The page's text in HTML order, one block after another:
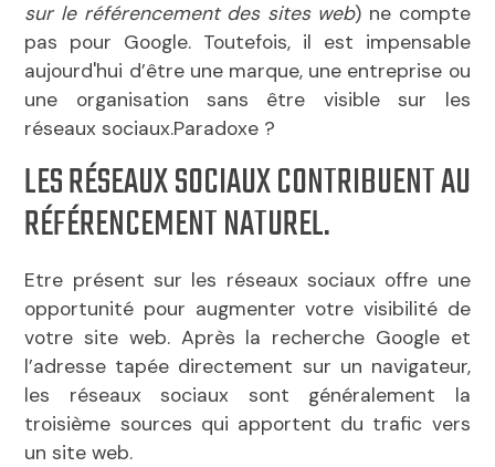
sur le référencement des sites web) ne compte
pas pour Google. Toutefois, il est impensable
aujourd'hui d’être une marque, une entreprise ou
une organisation sans être visible sur les
réseaux sociaux.Paradoxe ?
LES RÉSEAUX SOCIAUX CONTRIBUENT AU
RÉFÉRENCEMENT NATUREL.
Etre présent sur les réseaux sociaux offre une
opportunité pour augmenter votre visibilité de
votre site web. Après la recherche Google et
l’adresse tapée directement sur un navigateur,
les réseaux sociaux sont généralement la
troisième sources qui apportent du trafic vers
un site web.